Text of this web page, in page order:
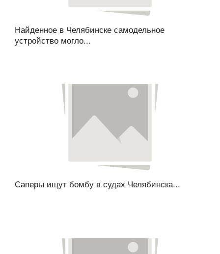
Найденное в Челябинске самодельное
устройство могло...
Саперы ищут бомбу в судах Челябинска...